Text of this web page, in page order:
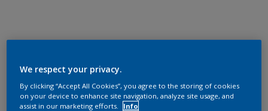
We respect your privacy.
By clicking “Accept All Cookies”, you agree to the storing of cookies
on your device to enhance site navigation, analyze site usage, and
assist in our marketing efforts.
Info